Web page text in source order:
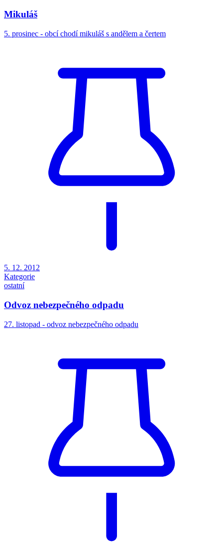
Mikuláš
5. prosinec - obcí chodí mikuláš s andělem a čertem
5. 12. 2012
Kategorie
ostatní
Odvoz nebezpečného odpadu
27. listopad - odvoz nebezpečného odpadu